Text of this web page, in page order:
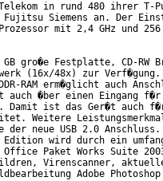
in rund 480 ihrer T-
Fujitsu Siemens an. Der
mit 2,4 GHz und 256
gro�e Festplatte, CD-RW
(16x/48x) zur Verf�gung.
RAM erm�glicht auch
auch �ber einen Eingang
Damit ist das Ger�t auch
Weitere
der neue USB 2.0 Anschluss.
Edition wird durch ein
Paket Works Suite
Virenscanner,
Adobe